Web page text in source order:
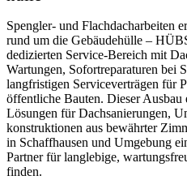
Spengler- und Flach­dach­arbeiten
rund um die Gebäude­­hülle –
dedizierten Service-Bereich mit
Wartungen, Sofort­­reparaturen bei
lang­­fristigen Service­­verträgen für
öffent­liche Bauten. Dieser
Lösungen für Dach­­­sanier­­ungen,
konstruk­­­tionen aus bewährter
in Schaffhausen und Umge­bung
Partner für lang­lebige,
finden.